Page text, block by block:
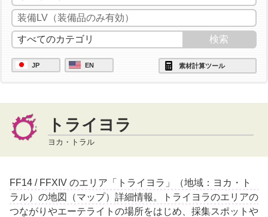
JP EN 素材計算ツール
トライヨラ
ヨカ・トラル
FF14 / FFXIV のエリア「トライヨラ」（地域：ヨカ・ト
ラル）の地図（マップ）詳細情報。トライヨラのエリアの
つながりやエーテライトの場所をはじめ、採集スポットや